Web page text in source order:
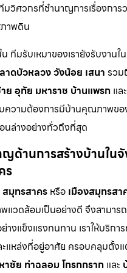
วิศวกรที่ชำนาญการเรื่องการ
ภาพดิน
ทีมรับเหมาของเรายังรับงานใ
ลาดบัวหลวงวังน้อย เสนา รว
ย อุทัย มหาราช บ้านแพรก และ
ความต้องการมีบ้านคุณภาพขอ
นล่างอย่างทั่วถึงที่สุด
ญด้านการสร้างบ้านใน
ร
สมุทรสาคร หรือ เมืองสมุทรสา
พแวดล้อมเป็นอย่างดี จึงสามาร
างแข็งแรงทนทาน เราให้บริกา
ะแหล่งที่อยู่อาศัย ครอบคลุมตั้ง
าชัย ท่าฉลอมโกรกกราก และ